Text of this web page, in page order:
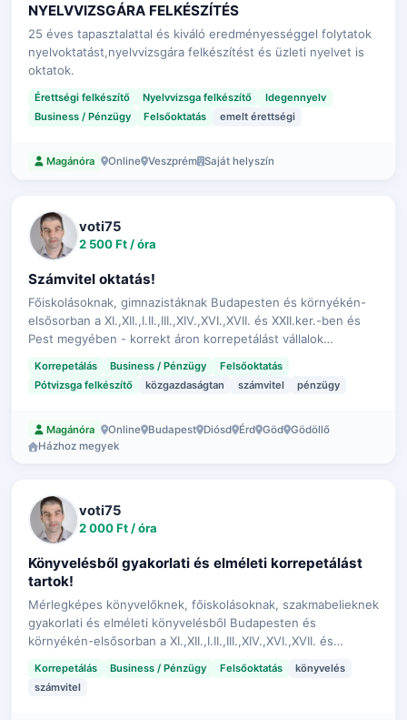
NYELVVIZSGÁRA FELKÉSZÍTÉS
25 éves tapasztalattal és kiváló eredményességgel folytatok
nyelvoktatást,nyelvvizsgára felkészítést és üzleti nyelvet is
oktatok.
Érettségi felkészítő Nyelvvizsga felkészítő
Idegennyelv
Business / Pénzügy
Felsőoktatás emelt érettségi
Magánóra Online Veszprém Saját helyszín
voti75
2 500 Ft / óra
Számvitel oktatás!
Főiskolásoknak, gimnazistáknak Budapesten és környékén-
elsősorban a XI.,XII.,I.II.,III.,XIV.,XVI.,XVII. és XXII.ker.-ben és
Pest megyében - korrekt áron korrepetálást vállalok
Korrepetálás Business / Pénzügy
Felsőoktatás
Pótvizsga felkészítő
közgazdaságtan számvitel pénzügy
Magánóra Online Budapest Diósd Érd Göd Gödöllő
Házhoz megyek
voti75
2 000 Ft / óra
Könyvelésből gyakorlati és elméleti korrepetálást
tartok!
Mérlegképes könyvelőknek, főiskolásoknak, szakmabelieknek
gyakorlati és elméleti könyvelésből Budapesten és
környékén-elsősorban a XI.,XII.,I.II.,III.,XIV.,XVI.,XVII. és
vállalok. Akár házh…
Korrepetálás Business / Pénzügy Felsőoktatás
könyvelés
számvitel